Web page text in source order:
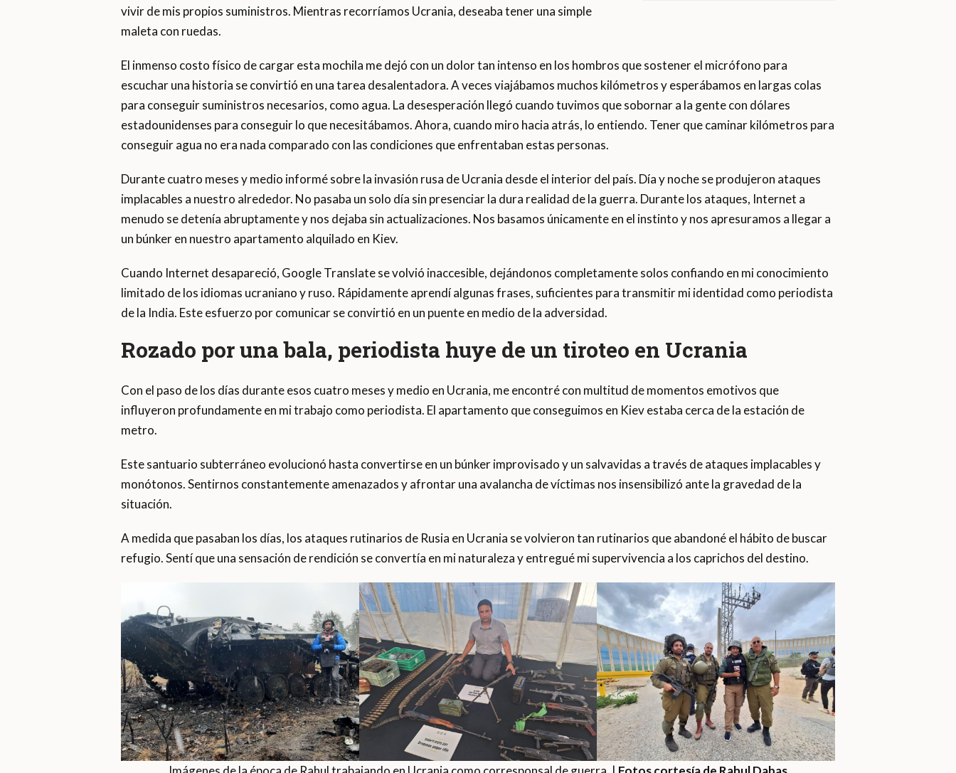
vivir de mis propios suministros. Mientras recorríamos Ucrania, deseaba tener una simple
maleta con ruedas.
El inmenso costo físico de cargar esta mochila me dejó con un dolor tan intenso en los hombros que sostener el micrófono para
escuchar una historia se convirtió en una tarea desalentadora. A veces viajábamos muchos kilómetros y esperábamos en largas colas
para conseguir suministros necesarios, como agua. La desesperación llegó cuando tuvimos que sobornar a la gente con dólares
estadounidenses para conseguir lo que necesitábamos. Ahora, cuando miro hacia atrás, lo entiendo. Tener que caminar kilómetros para
conseguir agua no era nada comparado con las condiciones que enfrentaban estas personas.
Durante cuatro meses y medio informé sobre la invasión rusa de Ucrania desde el interior del país. Día y noche se produjeron ataques
implacables a nuestro alrededor. No pasaba un solo día sin presenciar la dura realidad de la guerra. Durante los ataques, Internet a
menudo se detenía abruptamente y nos dejaba sin actualizaciones. Nos basamos únicamente en el instinto y nos apresuramos a llegar a
un búnker en nuestro apartamento alquilado en Kiev.
Cuando Internet desapareció, Google Translate se volvió inaccesible, dejándonos completamente solos confiando en mi conocimiento
limitado de los idiomas ucraniano y ruso. Rápidamente aprendí algunas frases, suficientes para transmitir mi identidad como periodista
de la India. Este esfuerzo por comunicar se convirtió en un puente en medio de la adversidad.
Rozado por una bala, periodista huye de un tiroteo en Ucrania
Con el paso de los días durante esos cuatro meses y medio en Ucrania, me encontré con multitud de momentos emotivos que
influyeron profundamente en mi trabajo como periodista. El apartamento que conseguimos en Kiev estaba cerca de la estación de
metro.
Este santuario subterráneo evolucionó hasta convertirse en un búnker improvisado y un salvavidas a través de ataques implacables y
monótonos. Sentirnos constantemente amenazados y afrontar una avalancha de víctimas nos insensibilizó ante la gravedad de la
situación.
A medida que pasaban los días, los ataques rutinarios de Rusia en Ucrania se volvieron tan rutinarios que abandoné el hábito de buscar
refugio. Sentí que una sensación de rendición se convertía en mi naturaleza y entregué mi supervivencia a los caprichos del destino.